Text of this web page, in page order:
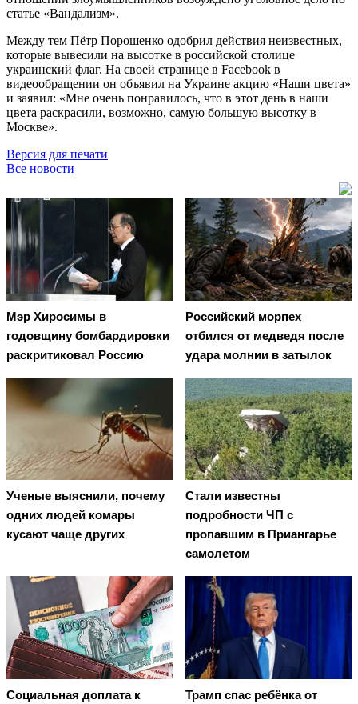
статье «Вандализм».
Между тем Пётр Порошенко одобрил действия неизвестных,
которые вывесили на высотке в российской столице
украинский флаг. На своей странице в Facebook в
видеообращении он объявил на Украине акцию «Наши цвета»
и заявил: «Мне очень понравилось, что в этот день в наши
цвета раскрасили, возможно, самую большую высотку в
Москве».
Версия для печати
Все новости
Мэр Хиросимы в
годовщину бомбардировки
раскритиковал Россию
Российский морпех
отбился от медведя после
удара молнии в затылок
Ученые выяснили, почему
одних людей комары
кусают чаще других
Стали известны
подробности ЧП с
пропавшим в Приангарье
самолетом
Социальная доплата к Трамп спас ребёнка от